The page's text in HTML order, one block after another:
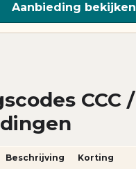
Aanbieding bekijken
CCC /
Beschrijving Korting